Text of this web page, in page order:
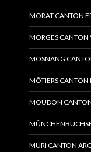
MORAT CANTON
MORGES CANTON
MOSNANG
MÔTIERS CANTON
MOUDON
MURI CANTON